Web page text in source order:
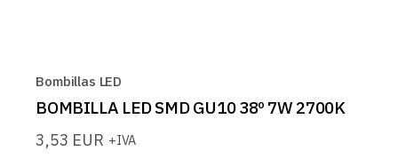
Bombillas LED
BOMBILLA LED SMD GU10 38º 7W 2700K
3,53 EUR +IVA